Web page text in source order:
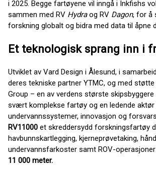
i 2025. Begge fartøyene vil inngå i Inkfishs
sammen med RV Hydraog RV Dagon, for å
forskning globalt og bidra med data til åpne
Et teknologisk sprang inn i
Utviklet av Vard Design i Ålesund, i
deres tekniske partner YTMC, og med
Group – en av verdens største skipsbyggere
svært komplekse fartøy og en ledende aktør
undervannssystemer, innovasjon og
RV11000 et skreddersydd forskningsfartøy
havbunnskartlegging, kjerneprøvetaking,
undervannsfarkoster samt ROV-operasjoner
11 000 meter.